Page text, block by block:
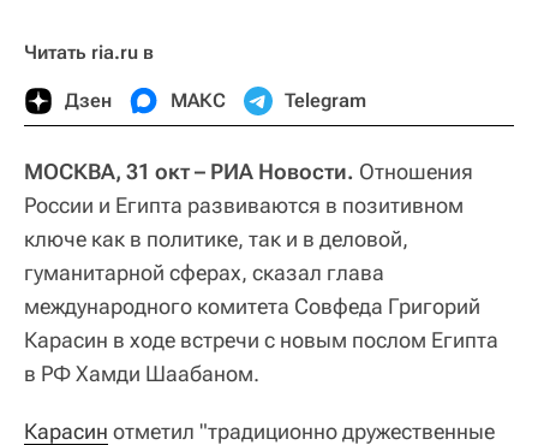
Читать ria.ru в
Дзен МАКС Telegram
МОСКВА, 31 окт – РИА Новости. Отношения
России и Египта развиваются в позитивном
ключе как в политике, так и в деловой,
гуманитарной сферах, сказал глава
международного комитета Совфеда Григорий
Карасин в ходе встречи с новым послом Египта
в РФ Хамди Шаабаном.
Карасин отметил "традиционно дружественные